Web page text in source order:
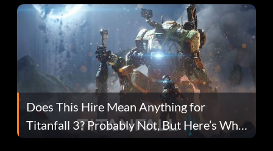
Does This Hire Mean Anything for
Titanfall 3? Probably Not, But Here’s Why
Fans Are Hopeful